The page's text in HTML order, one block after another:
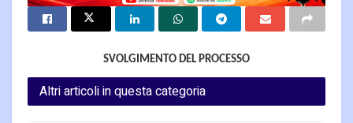
SVOLGIMENTO DEL PROCESSO
Altri articoli in questa categoria